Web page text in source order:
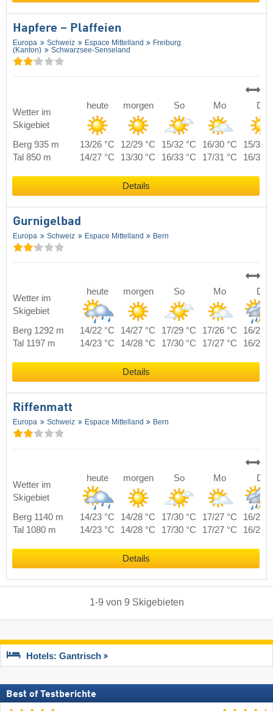
Hapfere – Plaffeien
Europa Schweiz Espace Mittelland
Freiburg
(Kanton)
Schwarzsee-Senseland
Wetter im
Skigebiet
heute morgen So Mo Di
Berg 935 m 13/26 °C 12/29 °C 15/32 °C 16/30 °C
15/30
Tal 850 m
14/27 °C 13/30 °C 16/33 °C 17/31 °C 16/31
Details
Gurnigelbad
Europa Schweiz Espace Mittelland Bern
Wetter im
Skigebiet
heute morgen So Mo Di
Berg 1292 m 14/22 °C 14/27 °C 17/29 °C 17/26 °C
16/24
Tal 1197 m
14/23 °C 14/28 °C 17/30 °C 17/27 °C 16/25
Details
Riffenmatt
Europa Schweiz Espace Mittelland Bern
Wetter im
Skigebiet
heute morgen So Mo Di
Berg 1140 m 14/23 °C 14/28 °C 17/30 °C 17/27 °C
16/25
Tal 1080 m
14/23 °C 14/28 °C 17/30 °C 17/27 °C 16/25
Details
1-9 von 9 Skigebieten
Hotels: Gantrisch
Best of Testberichte